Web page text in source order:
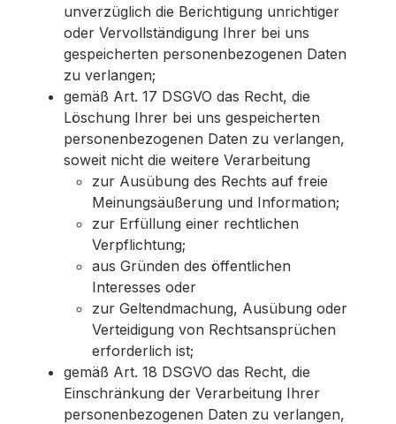
unverzüglich die Berichtigung unrichtiger
oder Vervollständigung Ihrer bei uns
gespeicherten personenbezogenen Daten
zu verlangen;
gemäß Art. 17 DSGVO das Recht, die
Löschung Ihrer bei uns gespeicherten
personenbezogenen Daten zu verlangen,
soweit nicht die weitere Verarbeitung
zur Ausübung des Rechts auf freie
Meinungsäußerung und Information;
zur Erfüllung einer rechtlichen
Verpflichtung;
aus Gründen des öffentlichen
Interesses oder
zur Geltendmachung, Ausübung oder
Verteidigung von Rechtsansprüchen
erforderlich ist;
gemäß Art. 18 DSGVO das Recht, die
Einschränkung der Verarbeitung Ihrer
personenbezogenen Daten zu verlangen,